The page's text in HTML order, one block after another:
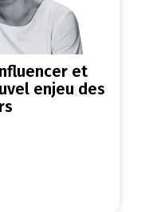
et
enjeu des